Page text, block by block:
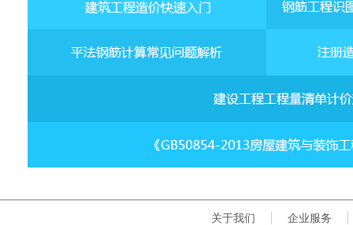
关于我们 企业服务